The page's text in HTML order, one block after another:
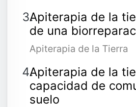
Apiterapia de la
de una
Apiterapia de la Tierra
Apiterapia de la
capacidad de
suelo